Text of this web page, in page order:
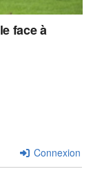
face à
Connexion